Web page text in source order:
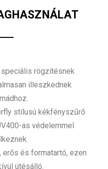
speciális rögzítésnek
illeszkednek
stílusú kékfényszűrő
as védelemmel
erős és formatartó, ezen
ütésálló.